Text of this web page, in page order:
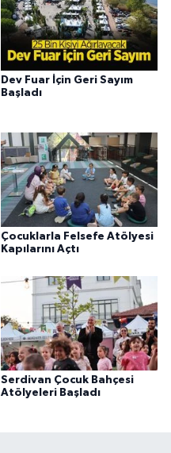
Dev Fuar İçin Geri Sayım
Başladı
Çocuklarla Felsefe Atölyesi
Kapılarını Açtı
Serdivan Çocuk Bahçesi
Atölyeleri Başladı